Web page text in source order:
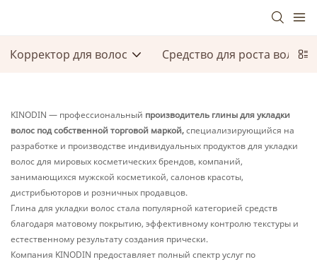
Корректор для волос Средство для роста волос
KINODIN — профессиональный производитель глины для укладки
волос под собственной торговой маркой,специализирующийся на
разработке и производстве индивидуальных продуктов для укладки
волос для мировых косметических брендов, компаний,
занимающихся мужской косметикой, салонов красоты,
дистрибьюторов и розничных продавцов.
Глина для укладки волос стала популярной категорией средств
благодаря матовому покрытию, эффективному контролю текстуры и
естественному результату создания прически.
Компания KINODIN предоставляет полный спектр услуг по